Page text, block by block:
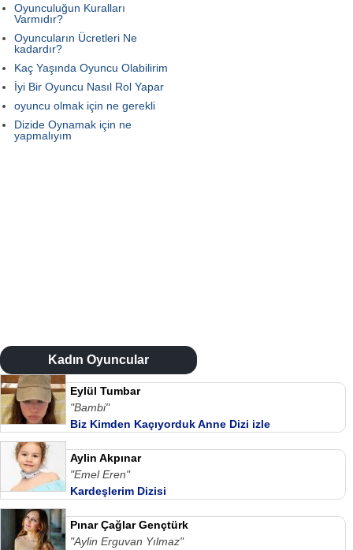
Oyunculuğun Kuralları
Varmıdır?
Oyuncuların Ücretleri Ne
kadardır?
Kaç Yaşında Oyuncu Olabilirim
İyi Bir Oyuncu Nasıl Rol Yapar
oyuncu olmak için ne gerekli
Dizide Oynamak için ne
yapmalıyım
Kadın Oyuncular
Eylül Tumbar
"Bambi"
Biz Kimden Kaçıyorduk Anne Dizi izle
Aylin Akpınar
"Emel Eren"
Kardeşlerim Dizisi
Pınar Çağlar Gençtürk
"Aylin Erguvan Yılmaz"